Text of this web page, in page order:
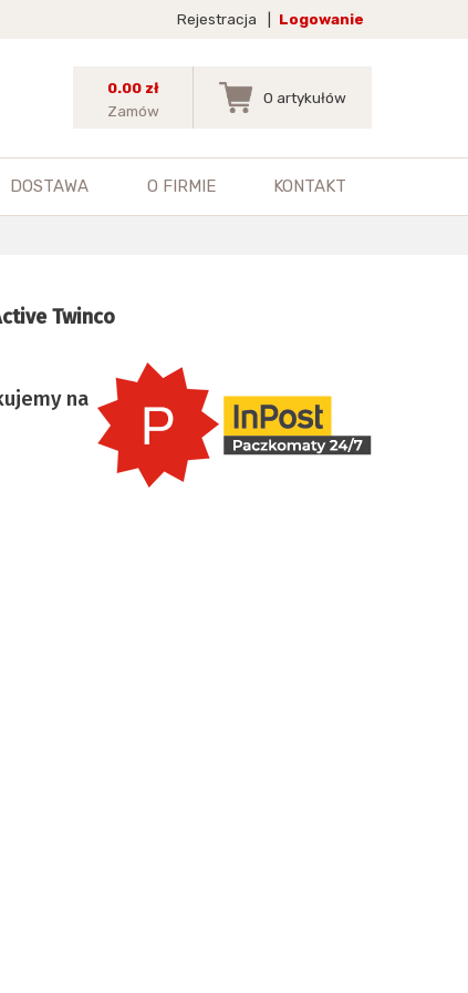
Rejestracja Logowanie
0.00 zł
Zamów
0 artykułów
DOSTAWA O FIRMIE KONTAKT
Twinco
na